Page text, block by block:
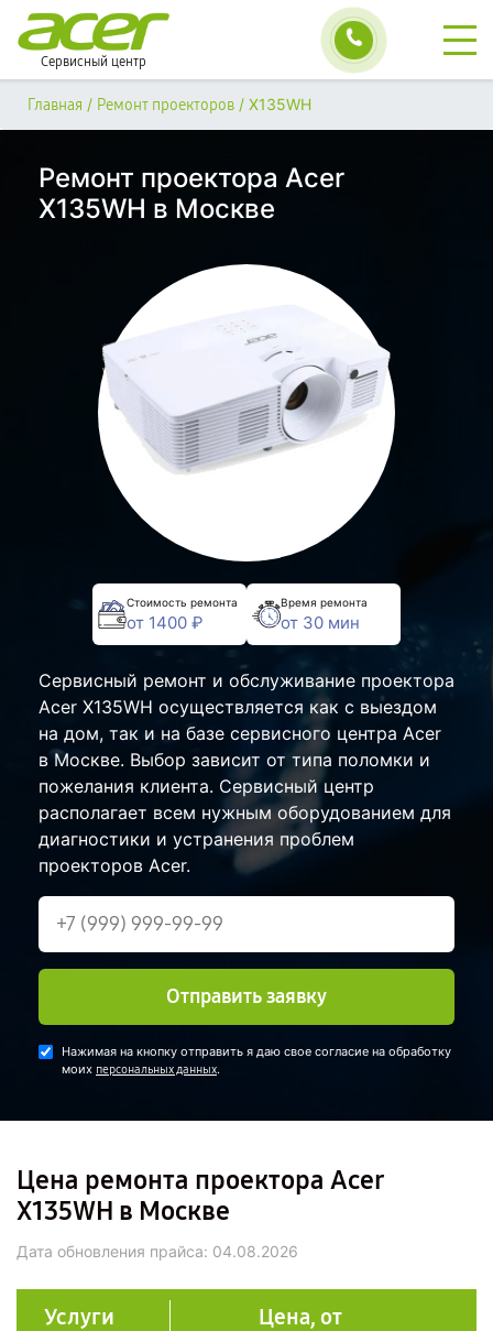
Сервисный центр
Главная / Ремонт проекторов / X135WH
Ремонт проектора Acer
X135WH в Москве
Стоимость ремонта
от 1400 ₽
Время ремонта
от 30 мин
Сервисный ремонт и обслуживание проектора
Acer X135WH осуществляется как с выездом
на дом, так и на базе сервисного центра Acer
в Москве. Выбор зависит от типа поломки и
пожелания клиента. Сервисный центр
располагает всем нужным оборудованием для
диагностики и устранения проблем
проекторов Acer.
Отправить заявку
Нажимая на кнопку отправить я даю свое согласие на обработку
моих персональных данных.
Цена ремонта проектора Acer
X135WH в Москве
Дата обновления прайса: 04.08.2026
Услуги Цена, от